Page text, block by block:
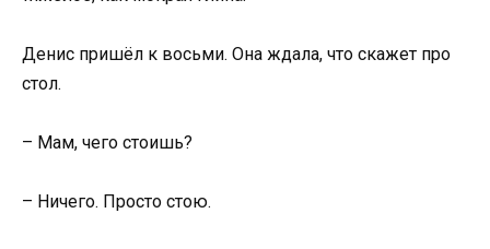
Денис пришёл к восьми. Она ждала, что скажет про
стол.
– Мам, чего стоишь?
– Ничего. Просто стою.